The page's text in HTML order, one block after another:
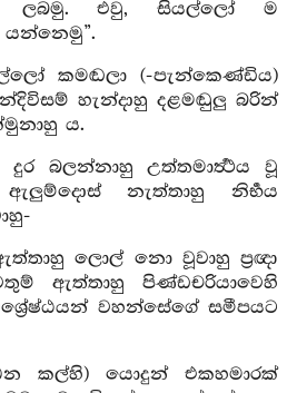
ලබමු. එවු, සියල්ලෝ ම
කමඬලා (-පැන්කෙණ්ඩිය)
හැන්දාහු දළමඬුලු බරින්
ය.
බලන්නාහු උත්තමාර්‍ත්‍ථය වූ
නැත්තාහු නිර්‍භය
ලොල් නො වූවාහු ප්‍රඥා
ඇත්තාහු පිණ්ඩචරියාවෙහි
වහන්සේගේ සමීපයට
කල්හි) යොදුන් එකහමාරක්